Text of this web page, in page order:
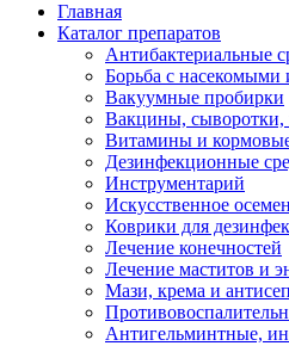
Главная
Каталог препаратов
Антибактериальные
Борьба с насекомыми
Вакуумные пробирки
Вакцины,
Витамины и
Дезинфекционные
Инструментарий
Искусственное
Коврики для
Лечение конечностей
Лечение маститов и
Мази, крема и
Антигельминтные,